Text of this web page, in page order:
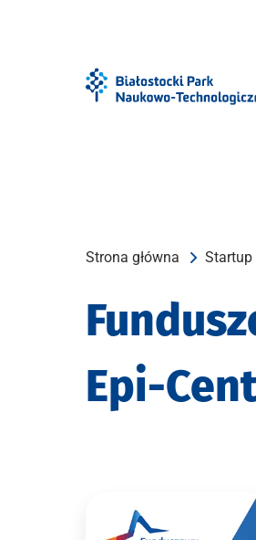
Strona główna Startup
Epi-